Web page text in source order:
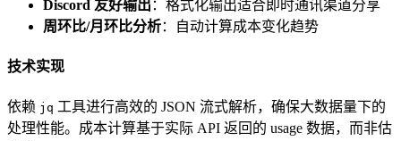
Discord 友好输出 ：格式化输出适合即时通讯渠道分享
周环比/月环比分析：自动计算成本变化趋势
技术实现
依赖 jq 工具进行高效的 JSON 流式解析，确保大数据量下的
处理性能。成本计算基于实际 API 返回的 usage 数据，而非估